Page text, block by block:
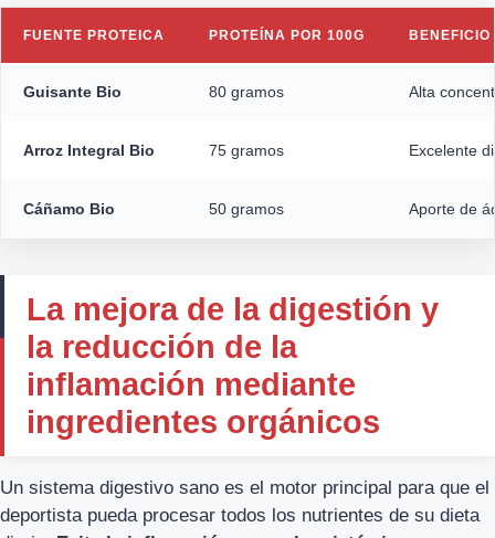
FUENTE PROTEICA PROTEÍNA POR 100G
Guisante Bio 80 gramos Alta
Arroz Integral Bio 75 gramos Excelente
Cáñamo Bio 50 gramos Aporte de
La mejora de la digestión y
la reducción de la
inflamación mediante
ingredientes orgánicos
Un sistema digestivo sano es el motor principal para que el
deportista pueda procesar todos los nutrientes de su dieta